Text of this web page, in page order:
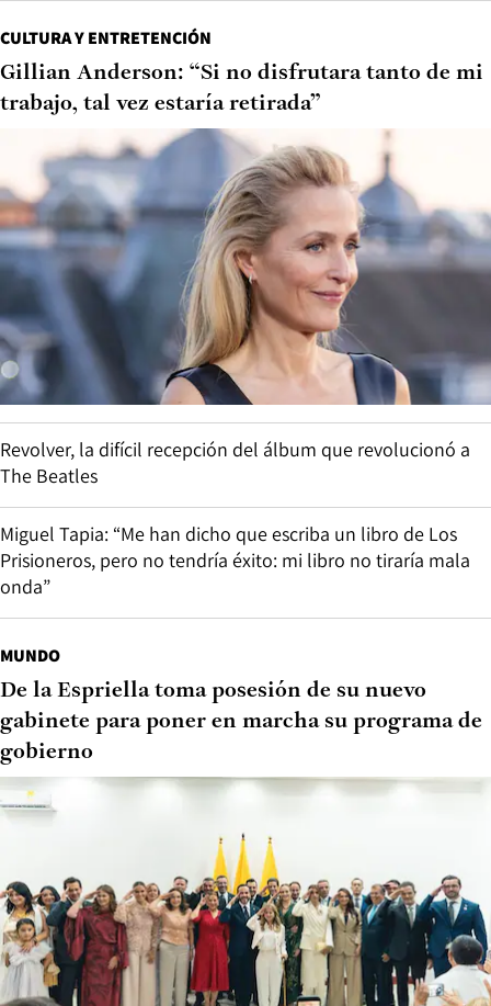
CULTURA Y ENTRETENCIÓN
Gillian Anderson: “Si no disfrutara tanto de mi
trabajo, tal vez estaría retirada”
Revolver, la difícil recepción del álbum que revolucionó a
The Beatles
Miguel Tapia: “Me han dicho que escriba un libro de Los
Prisioneros, pero no tendría éxito: mi libro no tiraría mala
onda”
MUNDO
De la Espriella toma posesión de su nuevo
gabinete para poner en marcha su programa de
gobierno